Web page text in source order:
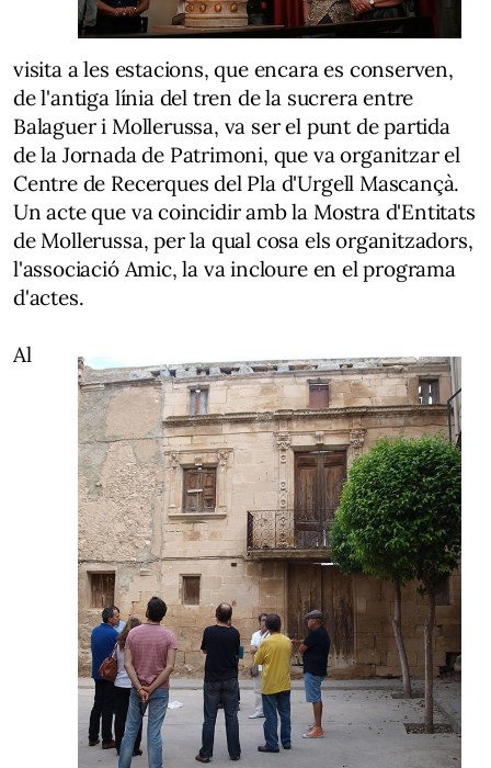
visita a les estacions, que encara es conserven,
de l'antiga línia del tren de la sucrera entre
Balaguer i Mollerussa, va ser el punt de partida
de la Jornada de Patrimoni, que va organitzar el
Centre de Recerques del Pla d'Urgell Mascançà.
Un acte que va coincidir amb la Mostra d'Entitats
de Mollerussa, per la qual cosa els organitzadors,
l'associació Amic, la va incloure en el programa
d'actes.
Al